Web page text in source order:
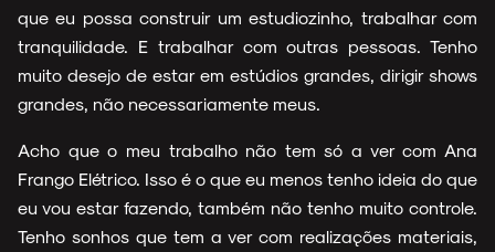
que eu possa construir um estudiozinho, trabalhar com
tranquilidade. E trabalhar com outras pessoas. Tenho
muito desejo de estar em estúdios grandes, dirigir shows
grandes, não necessariamente meus.
Acho que o meu trabalho não tem só a ver com Ana
Frango Elétrico. Isso é o que eu menos tenho ideia do que
eu vou estar fazendo, também não tenho muito controle.
Tenho sonhos que tem a ver com realizações materiais,